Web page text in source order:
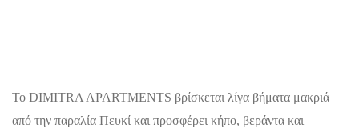
Το DIMITRA APARTMENTS βρίσκεται λίγα βήματα μακριά
από την παραλία Πευκί και προσφέρει κήπο, βεράντα και